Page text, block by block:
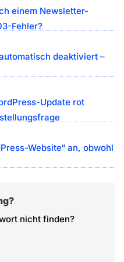
einem Newsletter-
Fehler?
deaktiviert –
Update rot
Website“ an, obwohl
nicht finden?